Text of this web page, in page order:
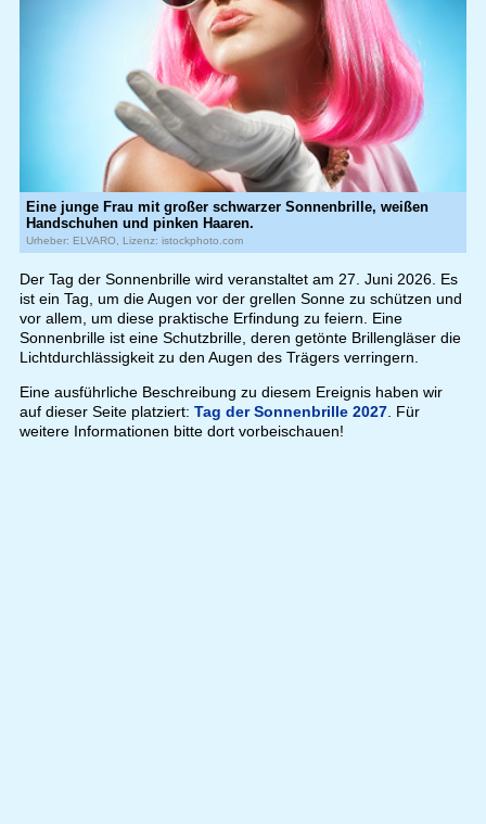
Eine junge Frau mit großer schwarzer Sonnenbrille, weißen
Handschuhen und pinken Haaren.
Urheber: ELVARO, Lizenz: istockphoto.com
Der Tag der Sonnenbrille wird veranstaltet am 27. Juni 2026. Es
ist ein Tag, um die Augen vor der grellen Sonne zu schützen und
vor allem, um diese praktische Erfindung zu feiern. Eine
Sonnenbrille ist eine Schutzbrille, deren getönte Brillengläser die
Lichtdurchlässigkeit zu den Augen des Trägers verringern.
Eine ausführliche Beschreibung zu diesem Ereignis haben wir
auf dieser Seite platziert: Tag der Sonnenbrille 2027. Für
weitere Informationen bitte dort vorbeischauen!